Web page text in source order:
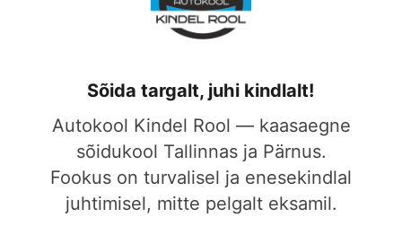
Sõida targalt, juhi kindlalt!
Autokool Kindel Rool — kaasaegne
sõidukool Tallinnas ja Pärnus.
Fookus on turvalisel ja enesekindlal
juhtimisel, mitte pelgalt eksamil.